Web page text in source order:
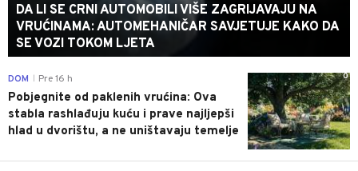
DA LI SE CRNI AUTOMOBILI VIŠE ZAGRIJAVAJU NA
VRUĆINAMA: AUTOMEHANIČAR SAVJETUJE KAKO DA
SE VOZI TOKOM LJETA
0
DOM Pre 16 h
Pobjegnite od paklenih vrućina: Ova
stabla rashlađuju kuću i prave najljepši
hlad u dvorištu, a ne uništavaju temelje